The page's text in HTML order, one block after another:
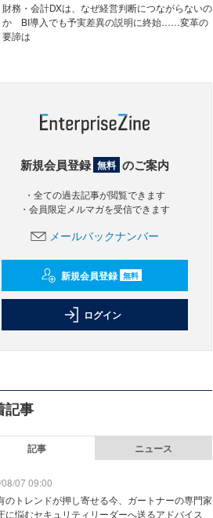
財務・会計DXは、なぜ経営判断につながらないの
か BI導入でも予実差異の説明に終始……変革の
要諦は
新規会員登録 無料 のご案内
・全ての過去記事が閲覧できます
・会員限定メルマガを受信できます
メールバックナンバー
新規会員登録 無料
ログイン
記事
記事 ニュース
07 09:00
のトレンドが押し寄せる今、ガートナーの専門家
に悩むセキュリティリーダーへ送るアドバイス